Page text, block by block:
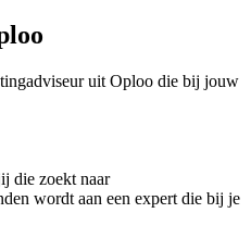
uit Oploo die bij jouw
die zoekt naar
wordt aan een expert die bij je